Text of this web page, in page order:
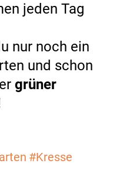
jeden Tag
nur noch ein
und schon
grüner
#Kresse